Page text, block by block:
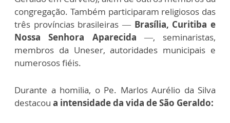
congregação. Também participaram religiosos das
três províncias brasileiras — Brasília, Curitiba e
Nossa Senhora Aparecida —, seminaristas,
membros da Uneser, autoridades municipais e
numerosos fiéis.
Durante a homilia, o Pe. Marlos Aurélio da Silva
destacou a intensidade da vida de São Geraldo: